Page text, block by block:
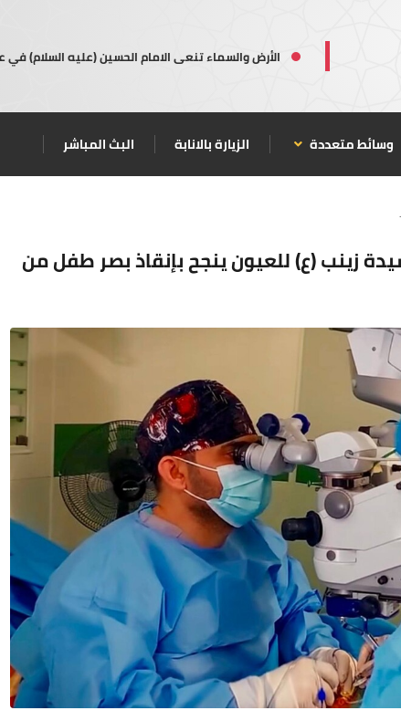
الأرض والسماء تنعى الامام الحسين (عليه السلام) في
وسائط متعددة الزيارة بالانابة البث المباشر
زينب (ع) للعيون ينجح بإنقاذ بصر طفل من